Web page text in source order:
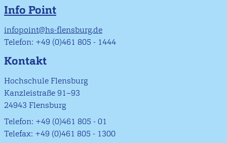
Info Point
infopoint@hs-flensburg.de
Telefon: +49 (0)461 805 - 1444
Kontakt
Hochschule Flensburg
Kanzleistraße 91–93
24943 Flensburg
Telefon: +49 (0)461 805 - 01
Telefax: +49 (0)461 805 - 1300